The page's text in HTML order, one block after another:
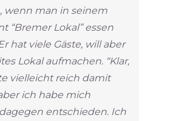
wenn man in seinem
“Bremer Lokal” essen
hat viele Gäste, will aber
Lokal aufmachen. “Klar,
vielleicht reich damit
ich habe mich
entschieden. Ich